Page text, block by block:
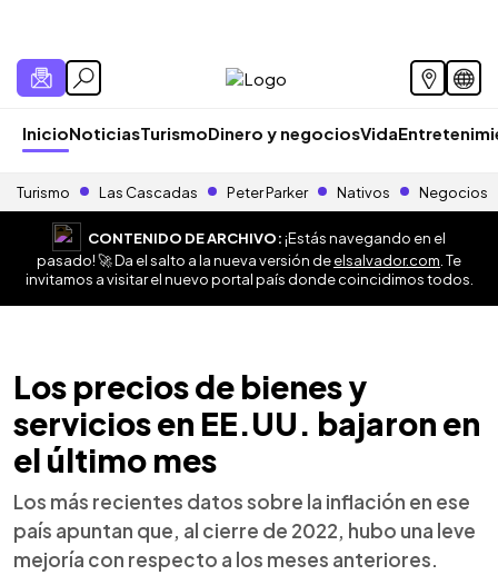
InicioNoticiasTurismoDinero y negociosVida
Turismo Las Cascadas Peter Parker Nativos Negocios
CONTENIDO DE ARCHIVO:¡Estás navegando en el
pasado! 🚀 Da el salto a la nueva versión deelsalvador.com . Te
invitamos a visitar el nuevo portal país donde coincidimos todos.
Los precios de bienes y
servicios en EE.UU. bajaron en
el último mes
Los más recientes datos sobre la inflación en ese
país apuntan que, al cierre de 2022, hubo una leve
mejoría con respecto a los meses anteriores.